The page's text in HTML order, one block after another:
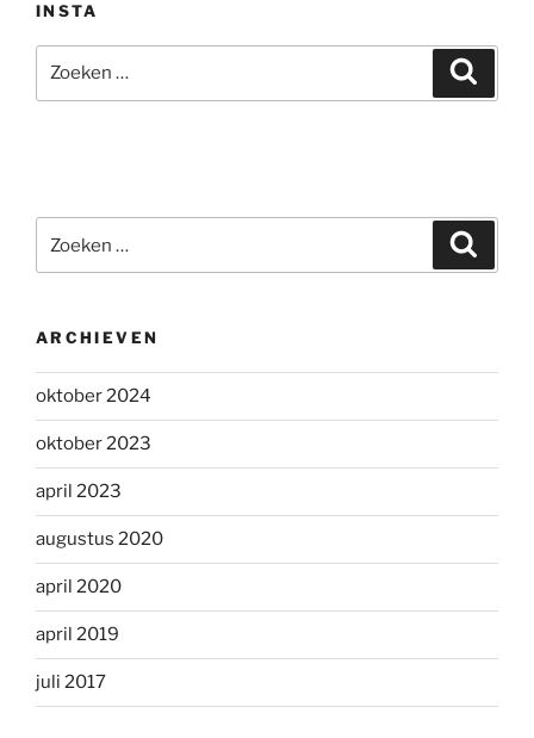
INSTA
naar:
naar:
ARCHIEVEN
oktober 2024
oktober 2023
april 2023
augustus 2020
april 2020
april 2019
juli 2017